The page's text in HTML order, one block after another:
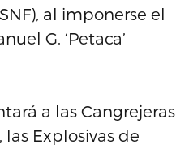
al imponerse el
G. ‘Petaca’
a las Cangrejeras
Explosivas de